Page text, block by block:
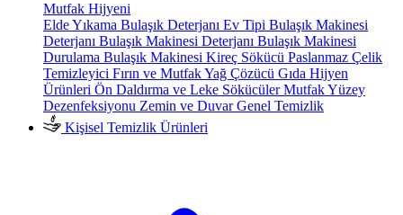
Mutfak Hijyeni
Elde Yıkama Bulaşık Deterjanı Ev Tipi Bulaşık Makinesi
Deterjanı Bulaşık Makinesi Deterjanı Bulaşık Makinesi
Durulama Bulaşık Makinesi Kireç Sökücü Paslanmaz Çelik
Temizleyici Fırın ve Mutfak Yağ Çözücü Gıda Hijyen
Ürünleri Ön Daldırma ve Leke SökücülerMutfak Yüzey
Dezenfeksiyonu Zemin ve Duvar Genel Temizlik
Kişisel Temizlik Ürünleri